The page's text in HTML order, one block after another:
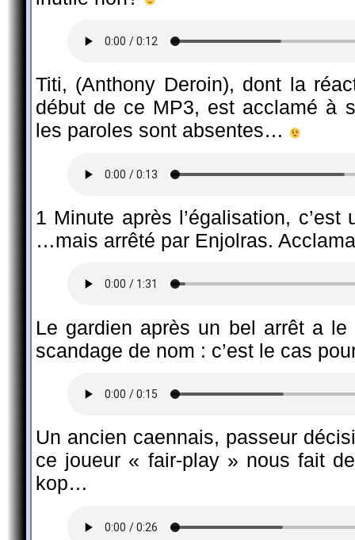
Titi, (Anthony Deroin), dont la
début de ce MP3, est acclamé à
les paroles sont absentes…
1 Minute après l’égalisation,
…mais arrêté par Enjolras.
Le gardien après un bel arrêt a
scandage de nom : c’est le cas
Un ancien caennais, passeur
ce joueur « fair-play » nous fait
kop…